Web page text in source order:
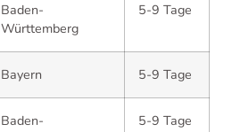
Baden-
Württemberg
5-9 Tage
Bayern 5-9 Tage
Baden-
5-9 Tage